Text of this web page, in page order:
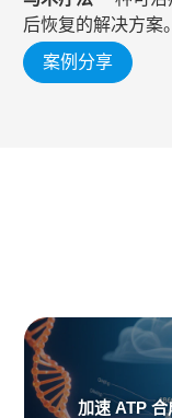
后恢复的解决方案
案例分享
加速 ATP 合